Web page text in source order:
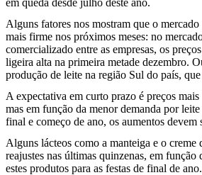
Alguns fatores nos mostram que o
mais firme nos próximos meses: no
comercializado entre as empresas, os
ligeira alta na primeira metade dezembro.
produção de leite na região Sul do país,
A expectativa em curto prazo é preços
mas em função da menor demanda por
final e começo de ano, os aumentos devem
Alguns lácteos como a manteiga e o creme
reajustes nas últimas quinzenas, em função
estes produtos para as festas de final de ano.